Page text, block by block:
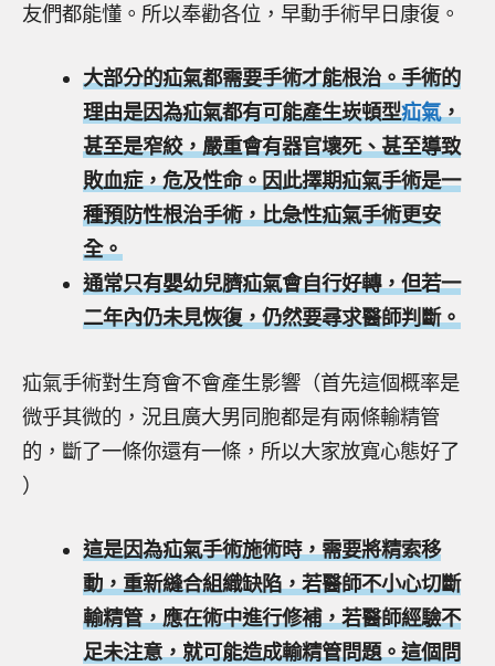
友們都能懂。所以奉勸各位，早動手術早日康復。
大部分的疝氣都需要手術才能根治。手術的
理由是因為疝氣都有可能產生崁頓型疝氣，
甚至是窄絞，嚴重會有器官壞死、甚至導致
敗血症，危及性命。因此擇期疝氣手術是一
種預防性根治手術，比急性疝氣手術更安
全。
通常只有嬰幼兒臍疝氣會自行好轉，但若一
二年內仍未見恢復，仍然要尋求醫師判斷。
疝氣手術對生育會不會產生影響（首先這個概率是
微乎其微的，況且廣大男同胞都是有兩條輸精管
的，斷了一條你還有一條，所以大家放寬心態好了
）
這是因為疝氣手術施術時，需要將精索移
動，重新縫合組織缺陷，若醫師不小心切斷
輸精管，應在術中進行修補，若醫師經驗不
足未注意，就可能造成輸精管問題。這個問